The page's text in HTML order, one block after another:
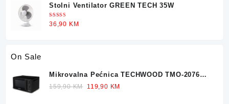
Stolni Ventilator GREEN TECH 35W
Ocjenjeno
5.00od 5
36,90 KM
On Sale
Mikrovalna Pećnica TECHWOOD TMO-2076
700W 20L
159,90KM
Original
119,90 KM